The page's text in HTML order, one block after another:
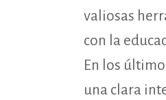
valiosas
con la
En los
una clara